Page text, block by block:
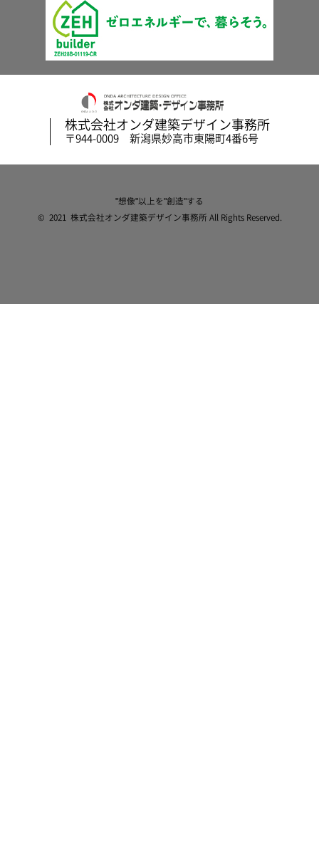
株式会社オンダ建築デザイン事務所
〒944-0009 新潟県妙高市東陽町4番6号
"想像"以上を"創造"する
© 2021 株式会社オンダ建築デザイン事務所 All Rights Reserved.